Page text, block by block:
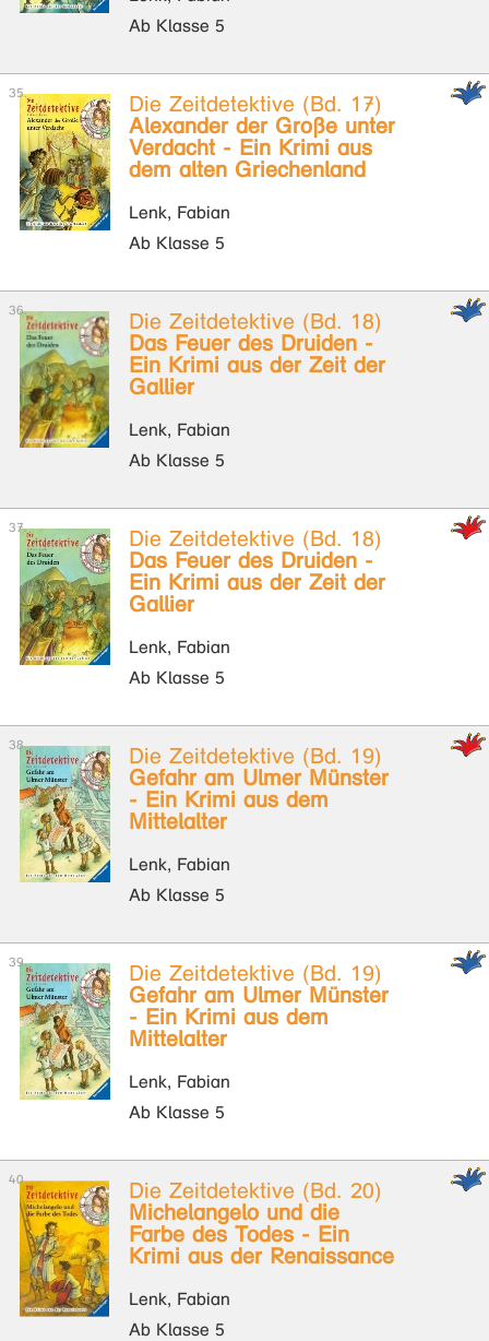
Ab Klasse 5
Die Zeitdetektive (Bd. 17)
Alexander der Große unter
Verdacht - Ein Krimi aus
dem alten Griechenland
Lenk, Fabian
Ab Klasse 5
Die Zeitdetektive (Bd. 18)
Das Feuer des Druiden -
Ein Krimi aus der Zeit der
Gallier
Lenk, Fabian
Ab Klasse 5
Die Zeitdetektive (Bd. 18)
Das Feuer des Druiden -
Ein Krimi aus der Zeit der
Gallier
Lenk, Fabian
Ab Klasse 5
Die Zeitdetektive (Bd. 19)
Gefahr am Ulmer Münster
- Ein Krimi aus dem
Mittelalter
Lenk, Fabian
Ab Klasse 5
Die Zeitdetektive (Bd. 19)
Gefahr am Ulmer Münster
- Ein Krimi aus dem
Mittelalter
Lenk, Fabian
Ab Klasse 5
Die Zeitdetektive (Bd. 20)
Michelangelo und die
Farbe des Todes - Ein
Krimi aus der Renaissance
Lenk, Fabian
Ab Klasse 5